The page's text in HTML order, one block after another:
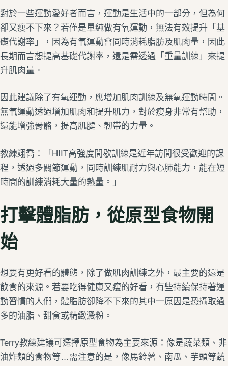
對於一些運動愛好者而言，運動是生活中的一部分，但為何
卻又瘦不下來？若僅是單純做有氧運動，無法有效提升「基
礎代謝率」，因為有氧運動會同時消耗脂肪及肌肉量，因此
長期而言想提高基礎代謝率，還是需透過「重量訓練」來提
升肌肉量。
因此建議除了有氧運動，應增加肌肉訓練及無氧運動時間。
無氧運動透過增加肌肉和提升肌力，對於瘦身非常有幫助，
還能增強骨骼，提高肌腱、韌帶的力量。
教練翊喬：「HIIT高強度間歇訓練是近年訪間很受歡迎的課
程，透過多關節運動，同時訓練肌耐力與心肺能力，能在短
時間的訓練消耗大量的熱量。」
打擊體脂肪，從原型食物開
始
想要有更好看的體態，除了做肌肉訓練之外，最主要的還是
飲食的來源。若要吃得健康又瘦的好看，有些持續保持著運
動習慣的人們，體脂肪卻降不下來的其中一原因是恐攝取過
多的油脂、甜食或精緻澱粉。
Terry教練建議可選擇原型食物為主要來源：像是蔬菜類、非
油炸類的食物等…需注意的是，像馬鈴薯、南瓜、芋頭等蔬